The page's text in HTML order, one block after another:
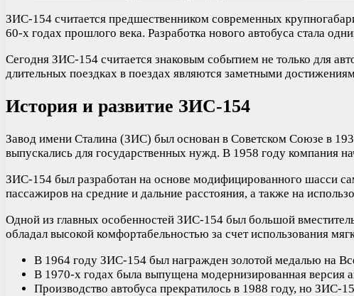
ЗИС-154 считается предшественником современных
60-х годах прошлого века. Разработка нового автобуса стала
Сегодня ЗИС-154 считается знаковым событием не только для
длительных поездках в поездах являются заметными
История и развитие ЗИС-154
Завод имени Сталина (ЗИС) был основан в Советском Союзе в
выпускались для государственных нужд. В 1958 году компания
ЗИС-154 был разработан на основе модифицированного шасси
пассажиров на средние и дальние расстояния, а также на
Одной из главных особенностей ЗИС-154 был большой
обладал высокой комфортабельностью за счет использования
В 1964 году ЗИС-154 был награжден золотой медалью на
В 1970-х годах была выпущена модернизированная
Производство автобуса прекратилось в 1988 году, но ЗИС-